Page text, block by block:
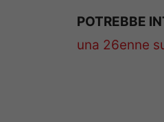
POTREBBE
una 26enne